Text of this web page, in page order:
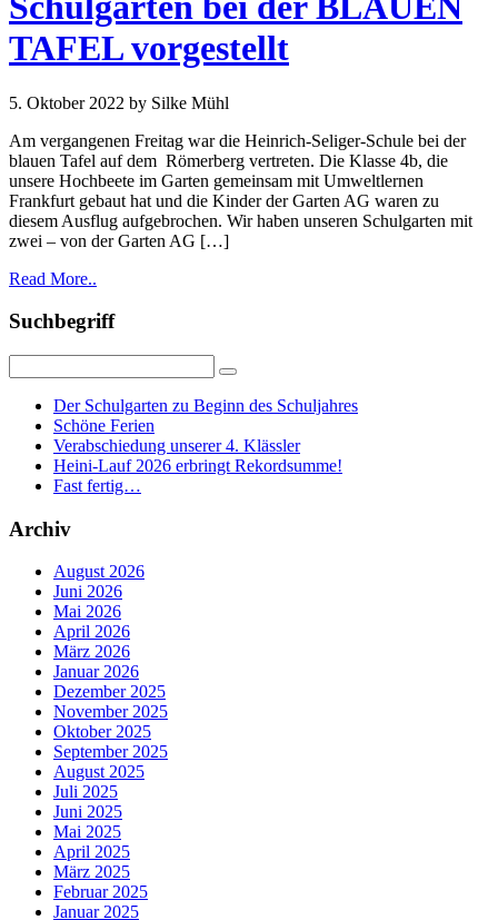
TAFEL vorgestellt
5. Oktober 2022 by Silke Mühl
Am vergangenen Freitag war die Heinrich-Seliger-Schule bei der
blauen Tafel auf dem Römerberg vertreten. Die Klasse 4b, die
unsere Hochbeete im Garten gemeinsam mit Umweltlernen
Frankfurt gebaut hat und die Kinder der Garten AG waren zu
diesem Ausflug aufgebrochen. Wir haben unseren Schulgarten mit
zwei – von der Garten AG […]
Read More..
Suchbegriff
Der Schulgarten zu Beginn des Schuljahres
Schöne Ferien
Verabschiedung unserer 4. Klässler
Heini-Lauf 2026 erbringt Rekordsumme!
Fast fertig…
Archiv
August 2026
Juni 2026
Mai 2026
April 2026
März 2026
Januar 2026
Dezember 2025
November 2025
Oktober 2025
September 2025
August 2025
Juli 2025
Juni 2025
Mai 2025
April 2025
März 2025
Februar 2025
Januar 2025